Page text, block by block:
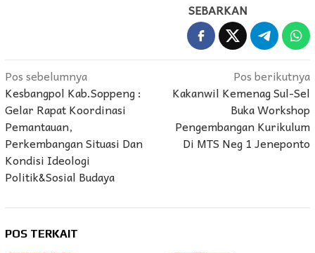
SEBARKAN
Navigasi
pos
Pos sebelumnya
Kesbangpol Kab.Soppeng :
Gelar Rapat Koordinasi
Pemantauan,
Perkembangan Situasi Dan
Kondisi Ideologi
Politik&Sosial Budaya
Pos berikutnya
Kakanwil Kemenag Sul-Sel
Buka Workshop
Pengembangan Kurikulum
Di MTS Neg 1 Jeneponto
POS TERKAIT